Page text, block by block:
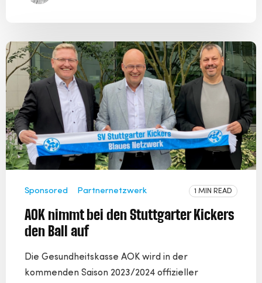
Sponsored Partnernetzwerk 1 MIN READ
AOK nimmt bei den Stuttgarter Kickers
den Ball auf
Die Gesundheitskasse AOK wird in der
kommenden Saison 2023/2024 offizieller